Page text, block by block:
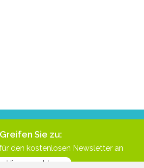
Greifen Sie zu:
den kostenlosen Newsletter an
Hier anmelden